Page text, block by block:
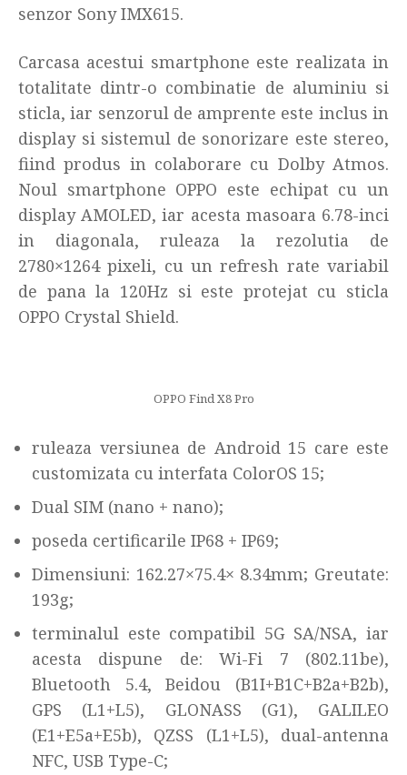
senzor Sony IMX615.
Carcasa acestui smartphone este realizata in
totalitate dintr-o combinatie de aluminiu si
sticla, iar senzorul de amprente este inclus in
display si sistemul de sonorizare este stereo,
fiind produs in colaborare cu Dolby Atmos.
Noul smartphone OPPO este echipat cu un
display AMOLED, iar acesta masoara 6.78-inci
in diagonala, ruleaza la rezolutia de
2780×1264 pixeli, cu un refresh rate variabil
de pana la 120Hz si este protejat cu sticla
OPPO Crystal Shield.
OPPO Find X8 Pro
ruleaza versiunea de Android 15 care este
customizata cu interfata ColorOS 15;
Dual SIM (nano + nano);
poseda certificarile IP68 + IP69;
Dimensiuni: 162.27×75.4× 8.34mm; Greutate:
193g;
terminalul este compatibil 5G SA/NSA, iar
acesta dispune de: Wi-Fi 7 (802.11be),
Bluetooth 5.4, Beidou (B1I+B1C+B2a+B2b),
GPS (L1+L5), GLONASS (G1), GALILEO
(E1+E5a+E5b), QZSS (L1+L5), dual-antenna
NFC, USB Type-C;